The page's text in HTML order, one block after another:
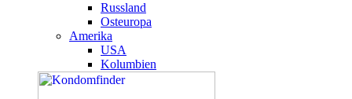
Russland
Osteuropa
Amerika
USA
Kolumbien